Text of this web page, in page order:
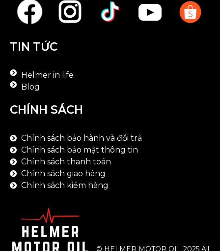
TIN TỨC
Helmer in life
Blog
CHÍNH SÁCH
Chính sách bảo hành và đổi trả
Chính sách bảo mật thông tin
Chính sách thanh toán
Chính sách giao hàng
Chính sách kiểm hàng
© HELMER MOTOR OIL 2025 All